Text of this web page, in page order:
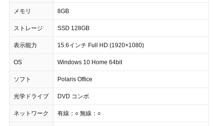
メモリ 8GB
ストレージ SSD 128GB
表示能力 15.6インチ Full HD (1920×1080)
OS Windows 10 Home 64bit
ソフト Polaris Office
光学ドライブ DVD コンボ
ネットワーク 有線：○ 無線：○